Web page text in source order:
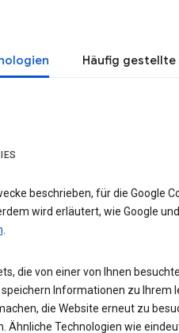
Häufig gestellte
beschrieben, für die Google
wird erläutert, wie Google
.
die von einer von Ihnen
Informationen zu Ihrem
die Website erneut zu
Ähnliche Technologien wie